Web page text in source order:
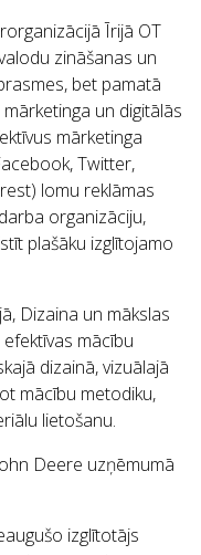
Īrijā OT
zināšanas un
bet pamatā
un digitālās
mārketinga
Twitter,
lomu reklāmas
organizāciju,
plašāku izglītojamo
Dizaina un mākslas
mācību
dizainā, vizuālajā
mācību metodiku,
lietošanu.
Deere uzņēmumā
izglītotājs